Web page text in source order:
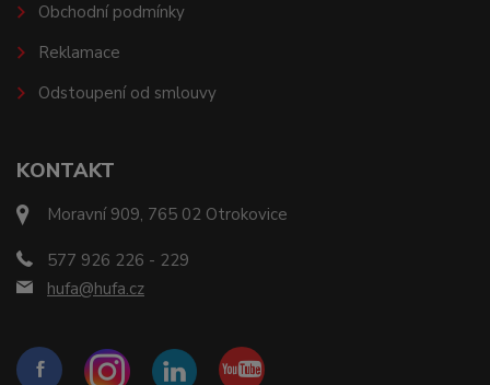
KONTAKT
Moravní 909, 765 02 Otrokovice
577 926 226 - 229
hufa@hufa.cz
Obchodní podmínky
Reklamace
Odstoupení od smlouvy